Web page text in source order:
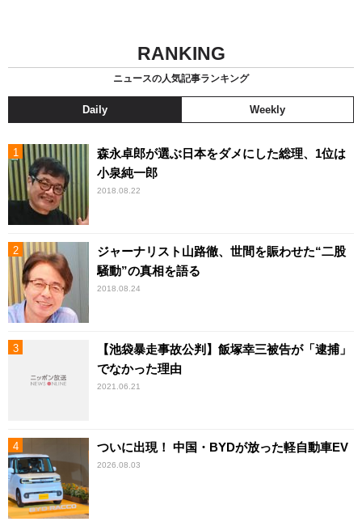
RANKING
ニュースの人気記事ランキング
Daily Weekly
森永卓郎が選ぶ日本をダメにした総理、1位は
小泉純一郎
2018.08.22
ジャーナリスト山路徹、世間を賑わせた“二股
騒動”の真相を語る
2018.08.24
【池袋暴走事故公判】飯塚幸三被告が「逮捕」
でなかった理由
2021.06.21
ついに出現！ 中国・BYDが放った軽自動車EV
2026.08.03